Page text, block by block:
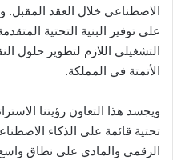
على توفير البنية التحتية
التشغيلي اللازم لتطوير حلول
الأتمتة في المملكة.
ويجسد هذا التعاون رؤيتنا
تحتية قائمة على الذكاء
الرقمي والمادي على نطاق